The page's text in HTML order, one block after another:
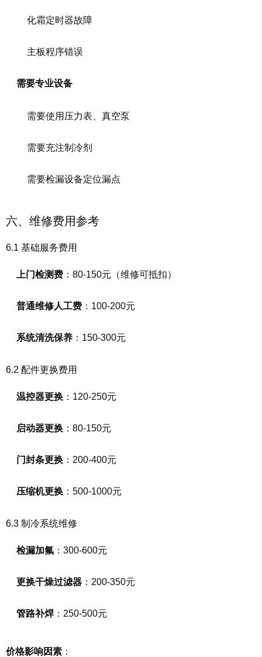
化霜定时器故障
主板程序错误
需要专业设备
需要使用压力表、真空泵
需要充注制冷剂
需要检漏设备定位漏点
六、维修费用参考
6.1 基础服务费用
上门检测费 ：80-150元（维修可抵扣）
普通维修人工费 ：100-200元
系统清洗保养 ：150-300元
6.2 配件更换费用
温控器更换 ：120-250元
启动器更换 ：80-150元
门封条更换 ：200-400元
压缩机更换 ：500-1000元
6.3 制冷系统维修
检漏加氟 ：300-600元
更换干燥过滤器 ：200-350元
管路补焊：250-500元
价格影响因素 ：